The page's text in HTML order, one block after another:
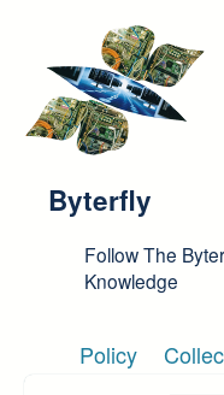
Byterfly
Follow The
Knowledge
Policy